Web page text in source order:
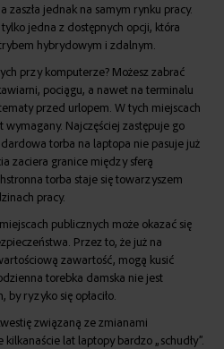
zaszła jednak na samym rynku pracy.
jedna z dostępnych opcji, która
hybrydowym i zdalnym.
przy komputerze? Możesz zabrać
pociągu, a nawet na terminalu
przed urlopem. W tych miejscach
Najczęściej zastępuje go
torba na laptopa nie pasuje już
zaciera granice między sferą
torba staje się towarzyszem
pracy.
publicznych może okazać się
Przez to, że już na
zawartość, mogą kusić
torebka damska nie jest
ryzyko się opłaciło.
związaną ze zmianami
lat laptopy bardzo „schudły”.